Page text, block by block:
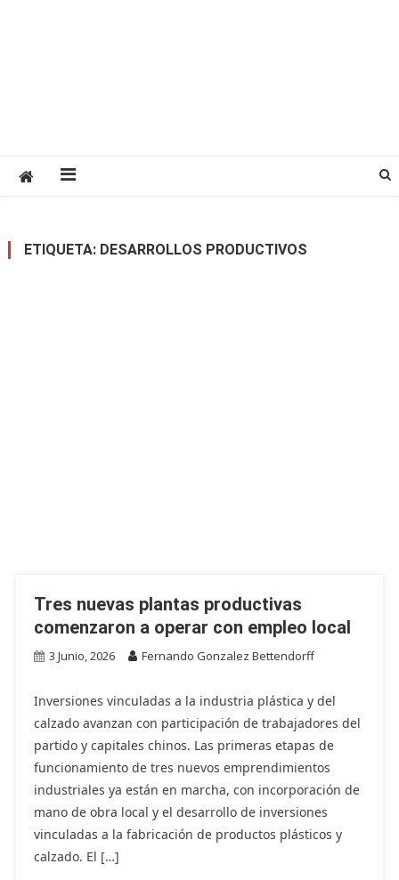
ETIQUETA: DESARROLLOS PRODUCTIVOS
Tres nuevas plantas productivas
comenzaron a operar con empleo local
3 Junio, 2026 Fernando Gonzalez Bettendorff
Inversiones vinculadas a la industria plástica y del
calzado avanzan con participación de trabajadores del
partido y capitales chinos. Las primeras etapas de
funcionamiento de tres nuevos emprendimientos
industriales ya están en marcha, con incorporación de
mano de obra local y el desarrollo de inversiones
vinculadas a la fabricación de productos plásticos y
calzado. El […]